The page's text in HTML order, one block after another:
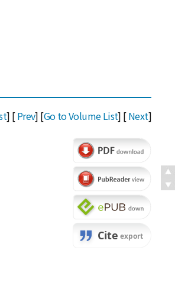
] [Prev] [Go to Volume List] [Next]